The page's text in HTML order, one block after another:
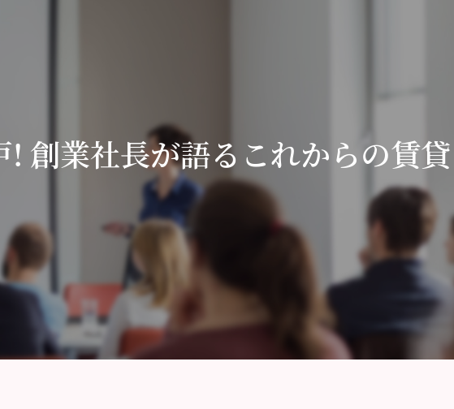
創業社長が語るこれからの賃貸